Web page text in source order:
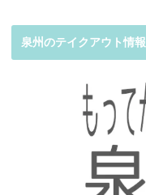
泉州のテイクアウト情